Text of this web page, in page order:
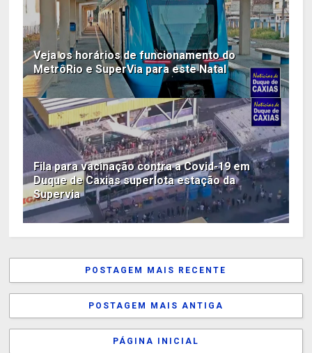
Veja os horários de funcionamento do
MetrôRio e SuperVia para este Natal
Fila para vacinação contra a Covid-19 em
Duque de Caxias superlota estação da
Supervia
POSTAGEM MAIS RECENTE
POSTAGEM MAIS ANTIGA
PÁGINA INICIAL